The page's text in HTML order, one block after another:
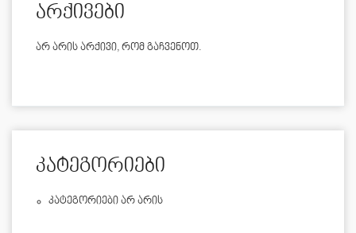
არქივები
არ არის არქივი, რომ გაჩვენოთ.
კატეგორიები
Კატეგორიები Არ Არის